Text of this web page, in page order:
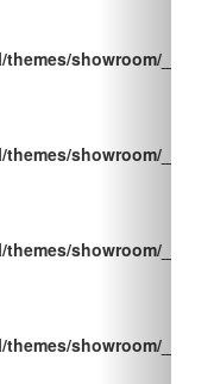
showroom/
showroom/
showroom/
showroom/